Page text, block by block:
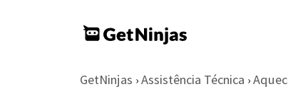
GetNinjas › Assistência Técnica ›